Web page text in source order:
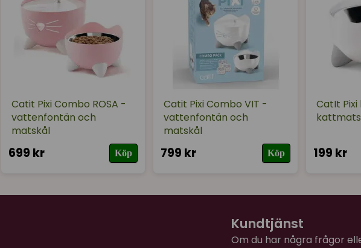
Catit Pixi Combo ROSA -
vattenfontän och
matskål
699 kr Köp
Catit Pixi Combo VIT -
vattenfontän och
matskål
799 kr Köp
CatIt Pixi
199 kr
Kundtjänst
Om du har några frågor